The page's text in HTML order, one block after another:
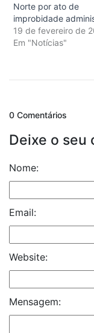
Norte por ato de
improbidade
19 de fevereiro de
Em "Notícias"
0 Comentários
Deixe o seu
Nome:
Email:
Website:
Mensagem: